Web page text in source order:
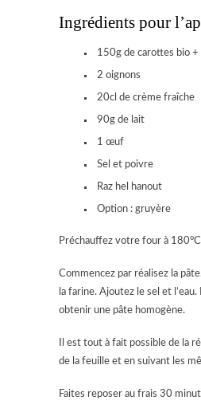
Ingrédients pour
150g de carottes bio +
2 oignons
20cl de crème fraîche
90g de lait
1 œuf
Sel et poivre
Raz hel hanout
Option : gruyère
Préchauffez votre four à
Commencez par réalisez la
la farine. Ajoutez le sel et
obtenir une pâte homogène.
Il est tout à fait possible de la
de la feuille et en suivant les
Faites reposer au frais 30